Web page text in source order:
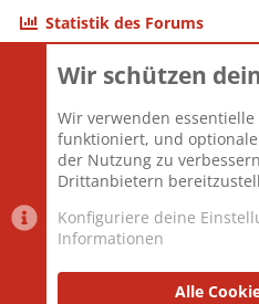
Statistik des Forums
Themen
Mitglieder
Neuestes Mitglied
Wir schützen
Wir verwenden
funktioniert, und
der Nutzung zu
Drittanbietern
Konfiguriere deine
Informationen
Alle